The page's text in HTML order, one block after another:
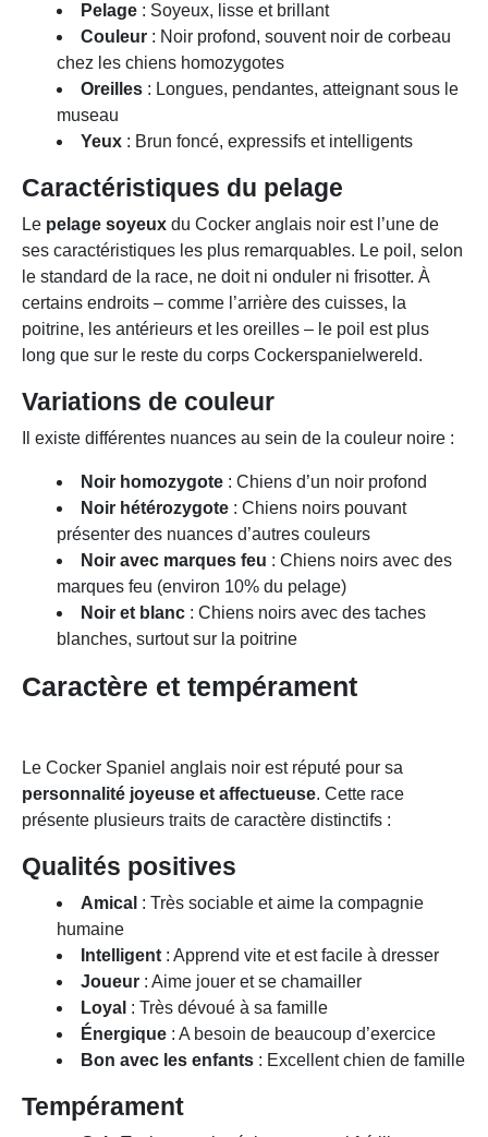
Pelage : Soyeux, lisse et brillant
Couleur : Noir profond, souvent noir de corbeau
chez les chiens homozygotes
Oreilles : Longues, pendantes, atteignant sous le
museau
Yeux : Brun foncé, expressifs et intelligents
Caractéristiques du pelage
Le pelage soyeux du Cocker anglais noir est l’une de
ses caractéristiques les plus remarquables. Le poil, selon
le standard de la race, ne doit ni onduler ni frisotter. À
certains endroits – comme l’arrière des cuisses, la
poitrine, les antérieurs et les oreilles – le poil est plus
long que sur le reste du corps Cockerspanielwereld.
Variations de couleur
Il existe différentes nuances au sein de la couleur noire :
Noir homozygote : Chiens d’un noir profond
Noir hétérozygote : Chiens noirs pouvant
présenter des nuances d’autres couleurs
Noir avec marques feu : Chiens noirs avec des
marques feu (environ 10% du pelage)
Noir et blanc : Chiens noirs avec des taches
blanches, surtout sur la poitrine
Caractère et tempérament
Le Cocker Spaniel anglais noir est réputé pour sa
personnalité joyeuse et affectueuse. Cette race
présente plusieurs traits de caractère distinctifs :
Qualités positives
Amical : Très sociable et aime la compagnie
humaine
Intelligent : Apprend vite et est facile à dresser
Joueur : Aime jouer et se chamailler
Loyal : Très dévoué à sa famille
Énergique : A besoin de beaucoup d’exercice
Bon avec les enfants : Excellent chien de famille
Tempérament